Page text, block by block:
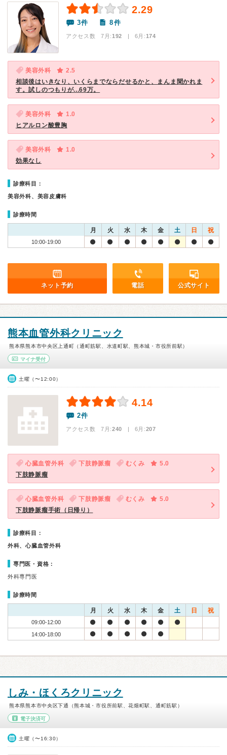
2.29
3件 8件
アクセス数 7月:192 | 6月:174
美容外科
2.5
相談後はいきなり、いくらまでならだせるかと、まんま聞かれま
す。試しのつもりが...69万。
美容外科
1.0
ヒアルロン酸豊胸
美容外科
1.0
効果なし
診療科目：
美容外科、美容皮膚科
診療時間
月 火 水 木 金 土 日 祝
10:00-19:00
ネット予約 電話 公式サイト
熊本血管外科クリニック
熊本県熊本市中央区上通町（通町筋駅、水道町駅、熊本城・市役所前駅）
マイナ受付
土曜（〜12:00）
4.14
2件
アクセス数 7月:240 | 6月:207
心臓血管外科 下肢静脈瘤 むくみ
5.0
下肢静脈瘤
心臓血管外科 下肢静脈瘤 むくみ
5.0
下肢静脈瘤手術（日帰り）
診療科目：
外科、心臓血管外科
専門医・資格：
外科専門医
診療時間
月 火 水 木 金 土 日 祝
09:00-12:00
14:00-18:00
しみ・ほくろクリニック
熊本県熊本市中央区下通（熊本城・市役所前駅、花畑町駅、通町筋駅）
電子決済可
土曜（〜16:30）